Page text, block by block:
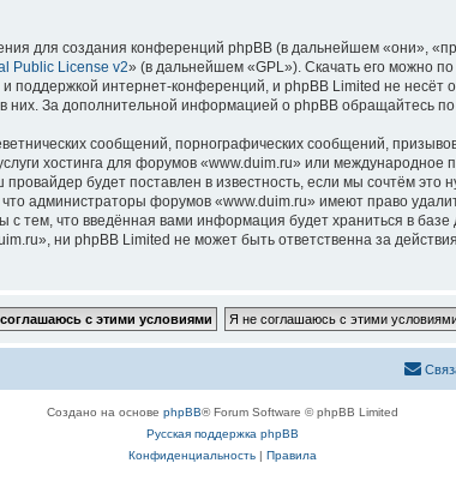
для создания конференций phpBB (в дальнейшем «они»,
Public License v2» (в дальнейшем «GPL»). Скачать его можно по
поддержкой интернет-конференций, и phpBB Limited не несёт
них. За дополнительной информацией о phpBB обращайтесь
сообщений, порнографических сообщений,
хостинга для форумов «www.duim.ru» или
будет поставлен в известность, если мы сочтём это
администраторы форумов «www.duim.ru» имеют право
с тем, что введённая вами информация будет храниться в
ни phpBB Limited не может быть ответственна за
Создано на основе phpBB® Forum Software © phpBB Limited
Русская поддержка phpBB
Конфиденциальность| Правила